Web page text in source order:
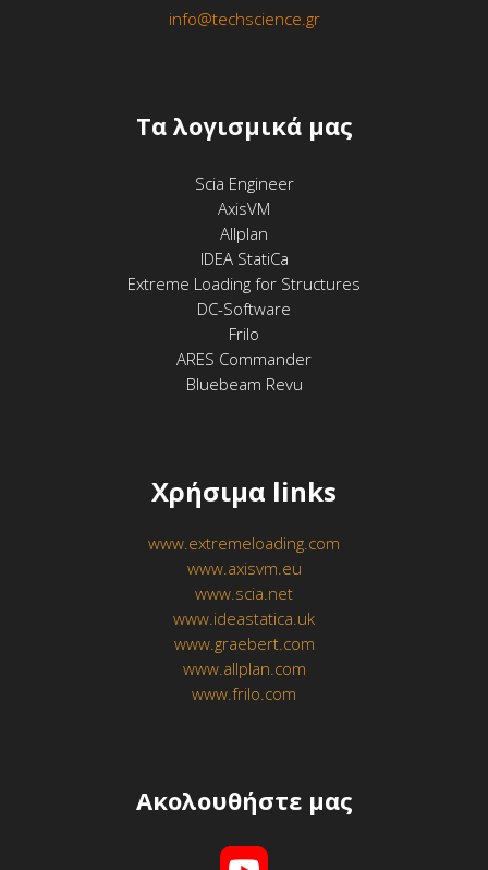
info@techscience.gr
Tα λογισμικά μας
Scia Engineer
AxisVM
Allplan
IDEA StatiCa
Extreme Loading for Structures
DC-Software
Frilo
ARES Commander
Bluebeam Revu
Χρήσιμα links
www.extremeloading.com
www.axisvm.eu
www.scia.net
www.ideastatica.uk
www.graebert.com
www.allplan.com
www.frilo.com
Ακολουθήστε μας